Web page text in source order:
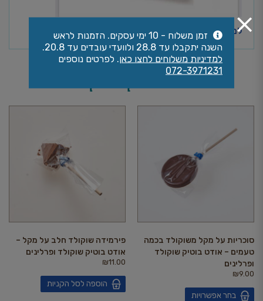
למידע נוסף על משלוחים ושאלות נפוצות>>
אולי יעניין אותך גם
סוכריות על מקל משוקולד בכמה
טעמים – אודט בוטיק שוקולד
ופרלינים
₪9.00
בחר אפשרויות
פירמידה שוקולד חלב על מקל –
אודט בוטיק שוקולד ופרלינים
₪11.00
הוספה לסל הקניות
זמן משלוח - 10 ימי עסקים. הזמנות לראש
השנה יתקבלו עד 28.8 ולוועדי עובדים עד 20.8.
למדיניות משלוחים לחצו כאן. לפרטים נוספים
072-3971231